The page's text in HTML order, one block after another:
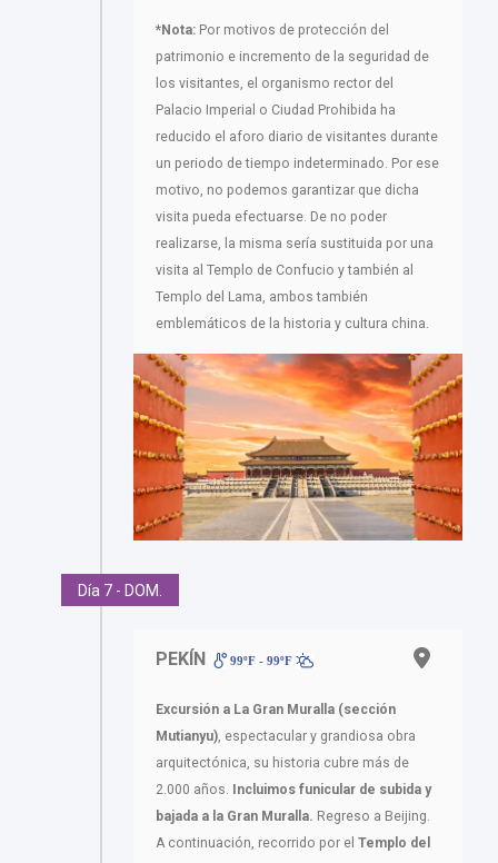
*Nota: Por motivos de protección del
patrimonio e incremento de la seguridad de
los visitantes, el organismo rector del
Palacio Imperial o Ciudad Prohibida ha
reducido el aforo diario de visitantes durante
un periodo de tiempo indeterminado. Por ese
motivo, no podemos garantizar que dicha
visita pueda efectuarse. De no poder
realizarse, la misma sería sustituida por una
visita al Templo de Confucio y también al
Templo del Lama, ambos también
emblemáticos de la historia y cultura china.
Día 7 - DOM.
PEKÍN 99ºF - 99ºF
Excursión a La Gran Muralla (sección
Mutianyu), espectacular y grandiosa obra
arquitectónica, su historia cubre más de
2.000 años.
Incluimos funicular de subida y
bajada a la Gran Muralla. Regreso a Beijing.
A continuación, recorrido por el Templo del